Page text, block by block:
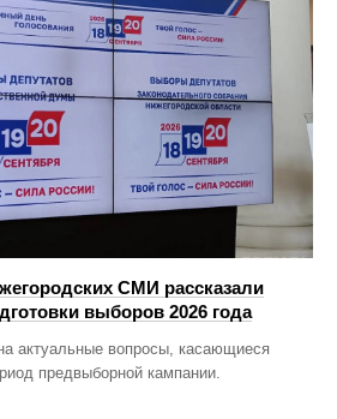
СМИ рассказали
выборов 2026 года
актуальные вопросы, касающиеся
предвыборной кампании.